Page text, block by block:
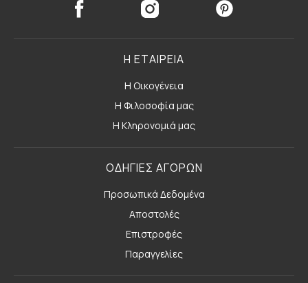
Η ΕΤΑΙΡΕΙΑ
Η Οικογένεια
Η Φιλοσοφία μας
Η Κληρονομιά μας
ΟΔΗΓΙΕΣ ΑΓΟΡΩΝ
Προσωπικά Δεδομένα
Αποστολές
Επιστροφές
Παραγγελίες